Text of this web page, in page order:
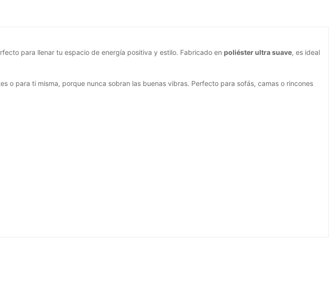
para llenar tu espacio de energía positiva y estilo. Fabricado en poliéster ultra suave, es ideal
o para ti misma, porque nunca sobran las buenas vibras. Perfecto para sofás, camas o rincones